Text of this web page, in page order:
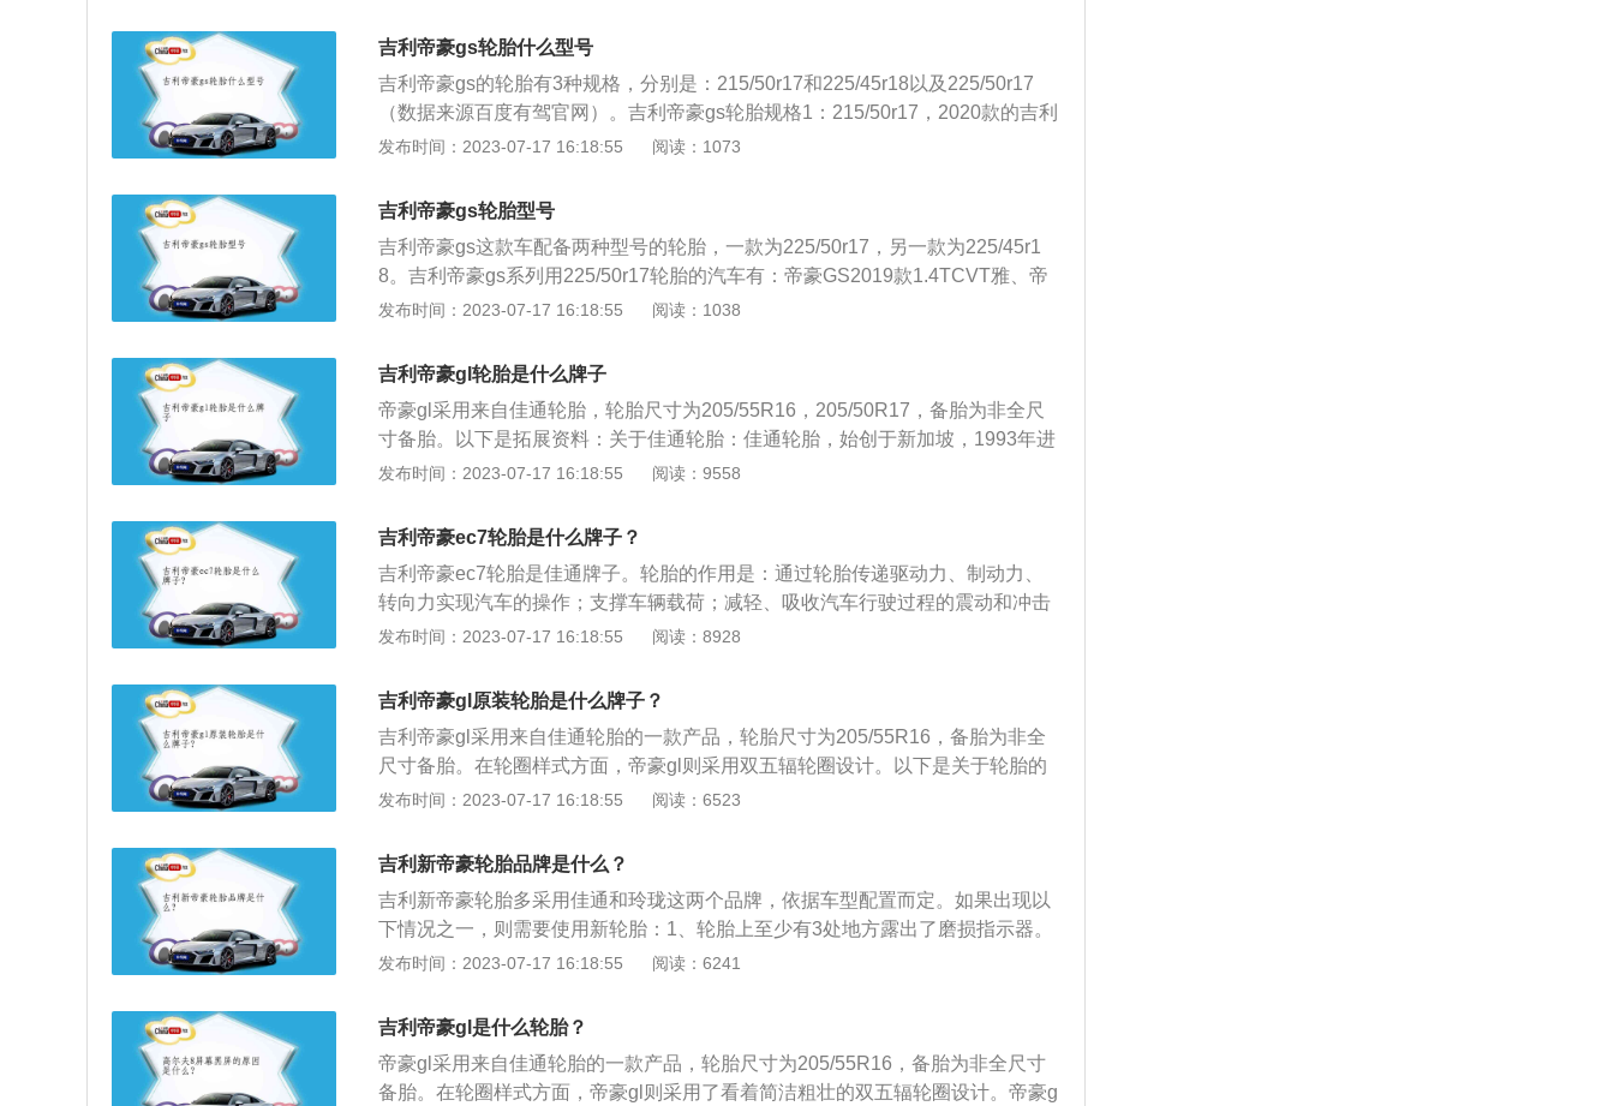
中国较大的国际轮胎制造企业，在销售额上居全球第十四。凭借先进的设计技术
及生产工艺，佳通轮胎提供非常广泛的乘用车胎产品系列，满足轿车、SUV、越
野车及小商用车的需求。佳通轮胎针对不同的路况及使用条件，打造出种类齐全
绍：1、支持车辆的全部重量，承受汽车的负荷，并传递其他方向的力和力矩。
的动力性、制动性和通过性。3、防止汽车零部件受到剧烈震动和早期损坏，适
应车辆的高速性能并降低行驶时的噪音，保证行驶的安全性、操纵稳定性、舒适
性和节能经济性。
示：205表示轮胎横截面宽度为205mm；55代表轮胎的扁平率，R代表轮胎类型
为子午线轮胎；16表示车轮直径为16英寸。（数据来源于有驾官网）以帝豪GL2
021款UP1.4TCVT领尊型为例，匹配205/50R17尺寸轮胎。205/50r17表示：205
表示轮胎横截面宽度为205mm；50代表轮胎的扁平率，R代表轮胎类型为子午线
轮胎；17表示车轮直径为17英寸。（数据来源于有驾官网）相关拓展如下：佳
佳通轮胎采用多品牌策略，以完整、优质的产品系列满足市场需求，以北美和欧
洲为主要出口市场，产品畅销全球100多个国家和地区。佳通是中国较大的国际
轮胎制造企业，在销售额上居全球第十四。佳通轮胎股份有限公司是一家在上海
吉利帝豪gs轮胎什么型号
吉利帝豪gs的轮胎有3种规格，分别是：215/50r17和225/45r18以及225/50r17
（数据来源百度有驾官网）。吉利帝豪gs轮胎规格1：215/50r17，2020款的吉利
帝豪gs的1.4t手动雅life，1.5t采用的是17寸的轮胎。吉利帝豪gs轮胎规格2：225/
豪gs轮胎规格3：225/50r17，2019款的吉利帝豪gs的1.4tcvt手动雅采用的是17寸
的轮胎。以帝豪gs2020款1.5TDDCT动260T为例吉利帝豪gs的车身长宽高尺寸
分别为4440毫米、1833毫米、1573毫米，轴距为2700毫米（数据来源百度有驾
官网）。超长的轴距可以满足内饰的空间感，乘坐起来的宽敞度是足够用的。在
配置部分，车子配备有abs防抱死系统，刹车辅助，牵引力控制，车身稳定控
锁，远程启动，全速自适应巡航，360度全景影像，上坡辅助和自动驻车等。
发布时间：2023-07-17 16:18:55 阅读：1073
吉利帝豪gs轮胎型号
吉利帝豪gs这款车配备两种型号的轮胎，一款为225/50r17，另一款为225/45r1
8。吉利帝豪gs系列用225/50r17轮胎的汽车有：帝豪GS2019款1.4TCVT雅、帝
豪GS2019款1.8L手动领尚型、帝豪GS2019款1.5TDDCT动260T、帝豪GS2019
的汽车有：帝豪GS2020款1.5TDDCT动Pro260T、帝豪GS2019款1.5TDDCT动
Pro260T、帝豪GS2019款1.4TCVT雅Pro、帝豪GS2018款领潮版1.4T自动臻尚
智联型、帝豪GS2018款运动版1.4T自动臻尚型等。以225/50r17轮胎为例，轮胎
宽度225毫米，扁平比为50，可以安装在17英寸的轮圈上。扁平比50的意思是胎
壁高度为胎面宽度的50%。那么扁平比数字越大，轮胎从侧面看起来越厚，扁平
上最常使用的一种类型的轮胎，子午线轮胎的使用周期相对来说要长一些，非常
适合在市区或者是在高速路段使用，耐磨性能更好。
发布时间：2023-07-17 16:18:55 阅读：1038
吉利帝豪gl轮胎是什么牌子
帝豪gl采用来自佳通轮胎，轮胎尺寸为205/55R16，205/50R17，备胎为非全尺
寸备胎。以下是拓展资料：关于佳通轮胎：佳通轮胎，始创于新加坡，1993年进
入中国，在美国、加拿大、德国、英国、法国、印尼、巴西均设有销售子公司或
轿车、SUV、越野车、赛车、轻卡、轻客、卡车、客车、工程机械、农业机械等
各种车型需求，畅销全球100多个国家，屡获国内外汽车厂商认可。轮胎的重要
性：汽车轮胎是汽车的重要部件之一，它直接与路面接触，和汽车悬架共同来缓
和汽车行驶时所受到的冲击，保证汽车有良好的乘座舒适性和行驶平顺性；保证
车轮和路面有良好的附着性；提高汽车的牵引性、制动性和通过性；承受着汽车
胎的使用一般不要超过3年，里程不超过6万公里。
发布时间：2023-07-17 16:18:55 阅读：9558
吉利帝豪ec7轮胎是什么牌子？
吉利帝豪ec7轮胎是佳通牌子。轮胎的作用是：通过轮胎传递驱动力、制动力、
转向力实现汽车的操作；支撑车辆载荷；减轻、吸收汽车行驶过程的震动和冲击
力，避免剧烈的震动损坏汽车零部件。吉利帝豪ec7特点：帝豪ec7全新搭载ESC
ESC电子车身稳定控制系统可以有效防止出现转向不足和转向过渡，以及防止出
现冰雪路面侧滑及翻车危险，制动效果更好。
发布时间：2023-07-17 16:18:55 阅读：8928
吉利帝豪gl原装轮胎是什么牌子？
吉利帝豪gl采用来自佳通轮胎的一款产品，轮胎尺寸为205/55R16，备胎为非全
尺寸备胎。在轮圈样式方面，帝豪gl则采用双五辐轮圈设计。以下是关于轮胎的
作用介绍：1、支持车辆的全部重量，承受汽车的负荷，并传递其他方向的力和
高汽车的动力性、制动性和通过性。3、防止汽车零部件受到剧烈震动和早期损
坏，适应车辆的高速性能并降低行驶时的噪音，保证行驶的安全性、操纵稳定
性、舒适性和节能经济性。
发布时间：2023-07-17 16:18:55 阅读：6523
吉利新帝豪轮胎品牌是什么？
吉利新帝豪轮胎多采用佳通和玲珑这两个品牌，依据车型配置而定。如果出现以
下情况之一，则需要使用新轮胎：1、轮胎上至少有3处地方露出了磨损指示器。
2、可以看到有帘线或帘布透过轮胎橡胶显露出来。3、胎面或侧壁断裂、切开或
层，轮胎被戳破、切开或有其它损坏，因损坏面积或部位而无法完全修复。
发布时间：2023-07-17 16:18:55 阅读：6241
吉利帝豪gl是什么轮胎？
帝豪gl采用来自佳通轮胎的一款产品，轮胎尺寸为205/55R16，备胎为非全尺寸
备胎。在轮圈样式方面，帝豪gl则采用了看着简洁粗壮的双五辐轮圈设计。帝豪g